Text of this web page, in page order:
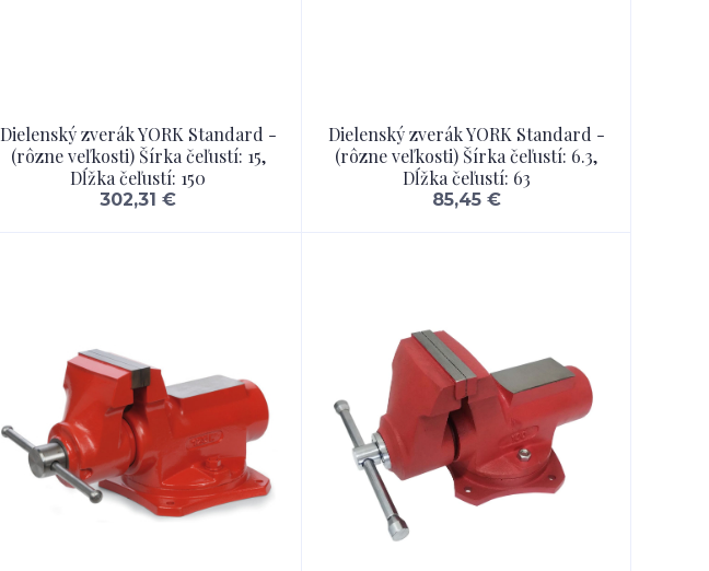
Dielenský zverák YORK Standard -
(rôzne veľkosti) Šírka čeľustí: 15,
Dĺžka čeľustí: 150
302,31 €
Dielenský zverák YORK Standard -
(rôzne veľkosti) Šírka čeľustí: 6.3,
Dĺžka čeľustí: 63
85,45 €